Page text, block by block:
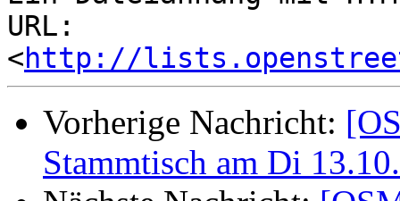
URL:
<http://
Vorherige Nachricht:
Stammtisch am Di 13.10.